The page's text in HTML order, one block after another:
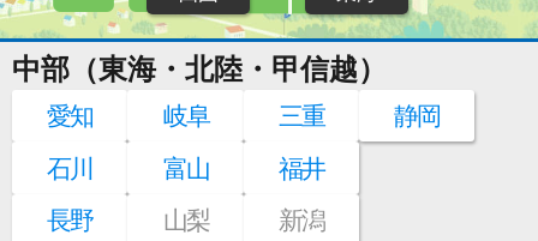
中部（東海・北陸・甲信越）
愛知 岐阜 三重
静岡
石川
富山
福井
長野
山梨 新潟